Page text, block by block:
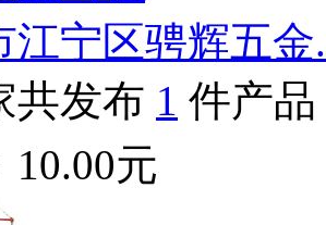
江宁区骋辉五金
共发布 1 件产品
10.00元